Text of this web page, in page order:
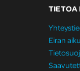
TIETOA
Eiran